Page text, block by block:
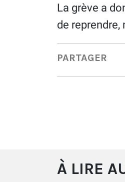
La grève a
de
PARTAGER
À LIRE